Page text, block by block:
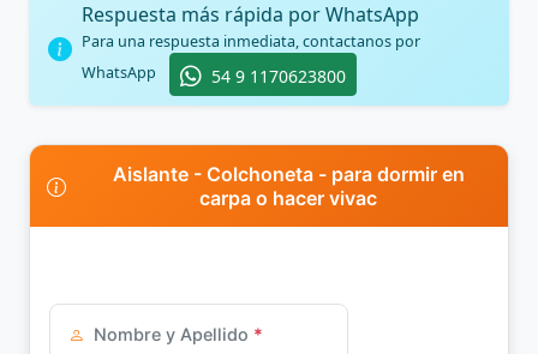
Respuesta más rápida por WhatsApp
Para una respuesta inmediata, contactanos por
WhatsApp
54 9 1170623800
Aislante - Colchoneta - para dormir en
carpa o hacer vivac
Nombre y Apellido *